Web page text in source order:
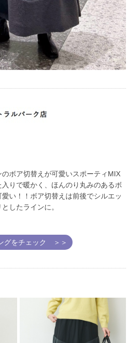
ボア切替えが可愛いスポーティMIX
りで暖かく、ほんのり丸みのあるボ
い！！ボア切替えは前後でシルエッ
したラインに。
グをチェック ＞＞